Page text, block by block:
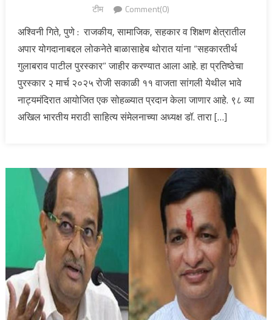
टीम
Comment(0)
अश्विनी गिते, पुणे : राजकीय, सामाजिक, सहकार व शिक्षण क्षेत्रातील
अपार योगदानाबद्दल लोकनेते बाळासाहेब थोरात यांना “सहकारतीर्थ
गुलाबराव पाटील पुरस्कार” जाहीर करण्यात आला आहे. हा प्रतिष्ठेचा
पुरस्कार २ मार्च २०२५ रोजी सकाळी ११ वाजता सांगली येथील भावे
नाट्यमंदिरात आयोजित एक सोहळ्यात प्रदान केला जाणार आहे. ९८ व्या
अखिल भारतीय मराठी साहित्य संमेलनाच्या अध्यक्ष डॉ. तारा […]